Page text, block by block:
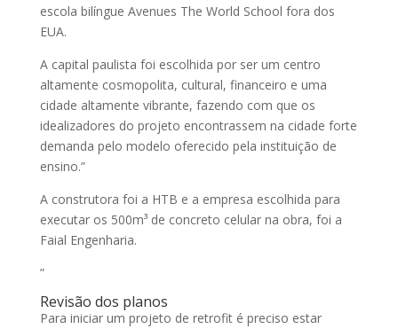
escola bilíngue Avenues The World School fora dos
EUA.
A capital paulista foi escolhida por ser um centro
altamente cosmopolita, cultural, financeiro e uma
cidade altamente vibrante, fazendo com que os
idealizadores do projeto encontrassem na cidade forte
demanda pelo modelo oferecido pela instituição de
ensino.”
A construtora foi a HTB e a empresa escolhida para
executar os 500m³ de concreto celular na obra, foi a
Faial Engenharia.
”
Revisão dos planos
Para iniciar um projeto de retrofit é preciso estar